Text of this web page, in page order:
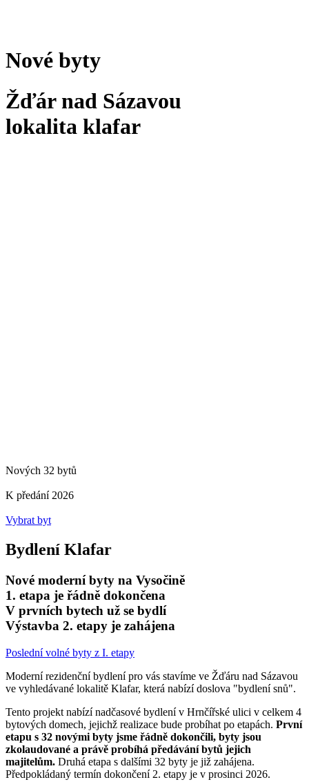
Nové byty
Žďár nad Sázavou
lokalita klafar
Nových 32 bytů
K předání 2026
Vybrat byt
Bydlení Klafar
Nové moderní byty na Vysočině
1. etapa je řádně dokončena
V prvních bytech už se bydlí
Výstavba 2. etapy je zahájena
Poslední volné byty z I. etapy
Moderní rezidenční bydlení pro vás stavíme ve Žďáru nad Sázavou
ve vyhledávané lokalitě Klafar, která nabízí doslova "bydlení snů".
Tento projekt nabízí nadčasové bydlení v Hrnčířské ulici v celkem 4
bytových domech, jejichž realizace bude probíhat po etapách. První
etapu s 32 novými byty jsme řádně dokončili, byty jsou
zkolaudované a právě probíhá předávání bytů jejich
majitelům. Druhá etapa s dalšími 32 byty je již zahájena.
Předpokládaný termín dokončení 2. etapy je v prosinci 2026.